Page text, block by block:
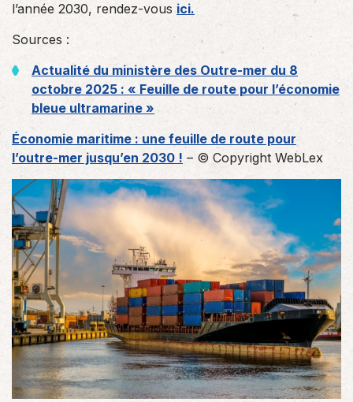
l’année 2030, rendez-vous ici.
Sources :
Actualité du ministère des Outre-mer du 8
octobre 2025 : « Feuille de route pour l’économie
bleue ultramarine »
Économie maritime : une feuille de route pour
l’outre-mer jusqu’en 2030 ! – © Copyright WebLex